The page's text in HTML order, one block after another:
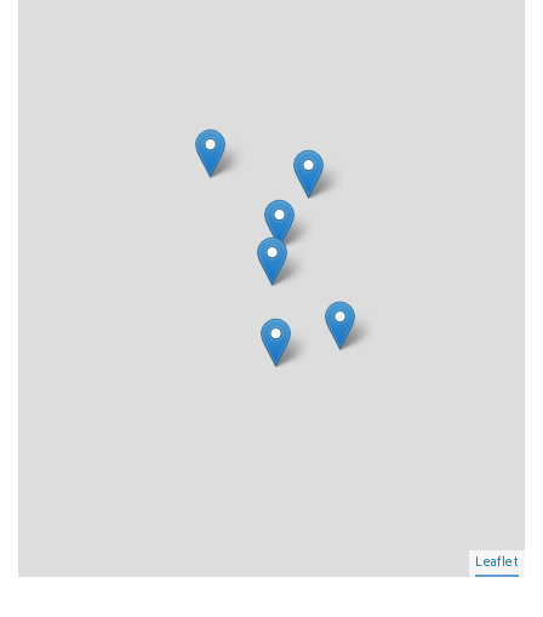
Leaflet